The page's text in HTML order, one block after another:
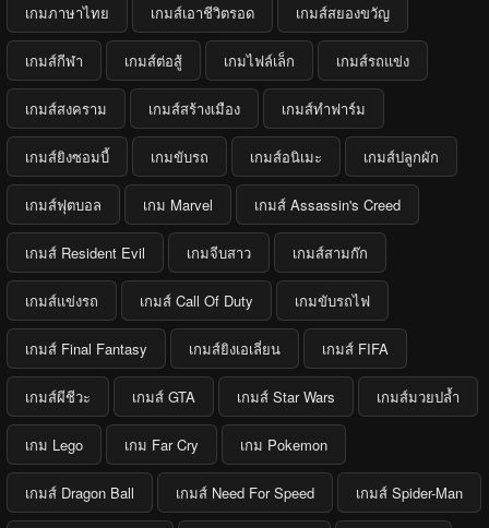
เกมภาษาไทย เกมส์เอาชีวิตรอด เกมส์สยองขวัญ
เกมส์กีฬา เกมส์ต่อสู้ เกมไฟล์เล็ก เกมส์รถแข่ง
เกมส์สงคราม เกมส์สร้างเมือง เกมส์ทำฟาร์ม
เกมส์ยิงซอมบี้ เกมขับรถ เกมส์อนิเมะ เกมส์ปลูกผัก
เกมส์ฟุตบอล เกม Marvel เกมส์ Assassin's Creed
เกมส์ Resident Evil เกมจีบสาว เกมส์สามก๊ก
เกมส์แข่งรถ เกมส์ Call Of Duty เกมขับรถไฟ
เกมส์ Final Fantasy เกมส์ยิงเอเลี่ยน เกมส์ FIFA
เกมส์ผีชีวะ เกมส์ GTA เกมส์ Star Wars เกมส์มวยปล้ำ
เกม Lego เกม Far Cry เกม Pokemon
เกมส์ Dragon Ball เกมส์ Need For Speed เกมส์ Spider-Man